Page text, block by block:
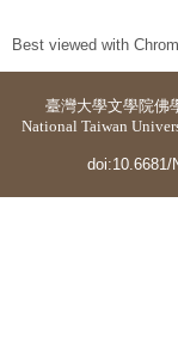
Best viewed with
臺灣大學文學院佛
National Taiwan
doi:10.6681/